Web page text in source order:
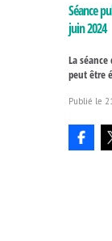
Séance
juin 2024
La
peut être